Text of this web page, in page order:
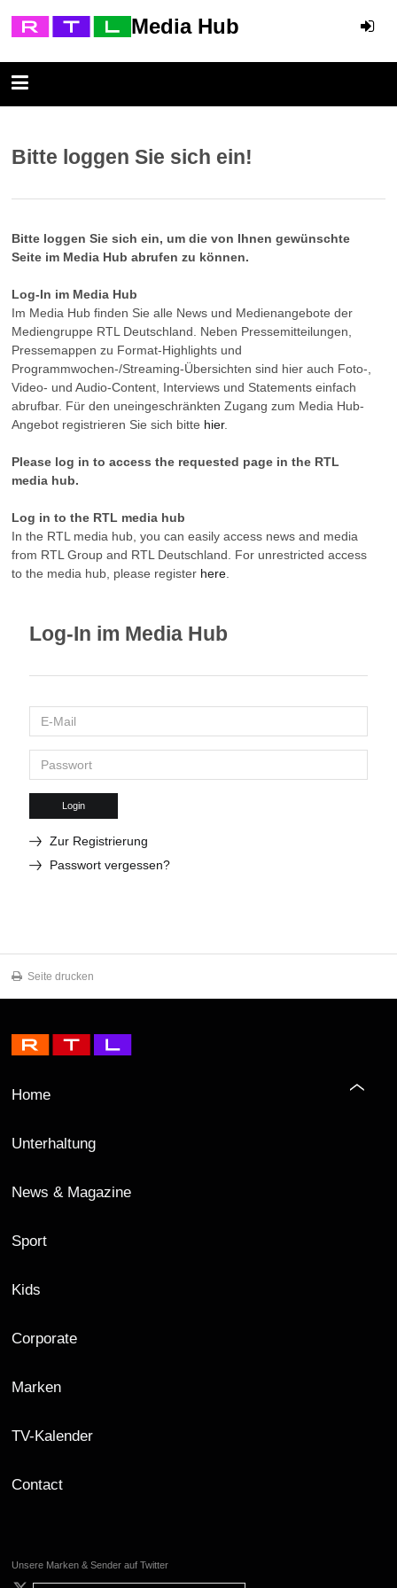
Media Hub
Bitte loggen Sie sich ein!
Bitte loggen Sie sich ein, um die von Ihnen gewünschte
Seite im Media Hub abrufen zu können.
Log-In im Media Hub
Im Media Hub finden Sie alle News und Medienangebote der
Mediengruppe RTL Deutschland. Neben Pressemitteilungen,
Pressemappen zu Format-Highlights und
Programmwochen-/Streaming-Übersichten sind hier auch Foto-,
Video- und Audio-Content, Interviews und Statements einfach
abrufbar. Für den uneingeschränkten Zugang zum Media Hub-
Angebot registrieren Sie sich bitte hier.
Please log in to access the requested page in the RTL
media hub.
Log in to the RTL media hub
In the RTL media hub, you can easily access news and media
from RTL Group and RTL Deutschland. For unrestricted access
to the media hub, please register here
Log-In im Media Hub
Login
Zur Registrierung
Passwort vergessen?
Seite drucken
Home
Unterhaltung
News & Magazine
Sport
Kids
Corporate
Marken
TV-Kalender
Contact
Unsere Marken & Sender auf Twitter